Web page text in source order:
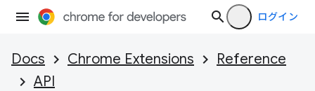
ログイン
Docs Chrome Extensions
Reference
API